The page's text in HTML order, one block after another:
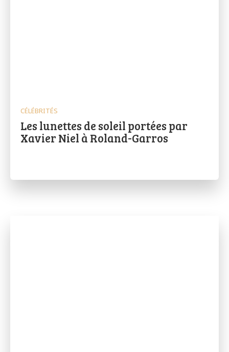
CÉLÉBRITÉS
Les lunettes de soleil portées par
Xavier Niel à Roland-Garros